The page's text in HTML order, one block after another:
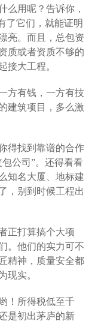
么用呢？告诉你，
了它们，就能证明
亮。而且，总包资
质或者资质不够的
接大工程。
方有钱，一方有技
建筑项目，多么激
得找到靠谱的合作
公司”。还得看看
知名大厦、地标建
，别到时候工程出
正打算搞个大项
。他们的实力可不
精神，质量安全都
现实。
！所得税低至千
是初出茅庐的新